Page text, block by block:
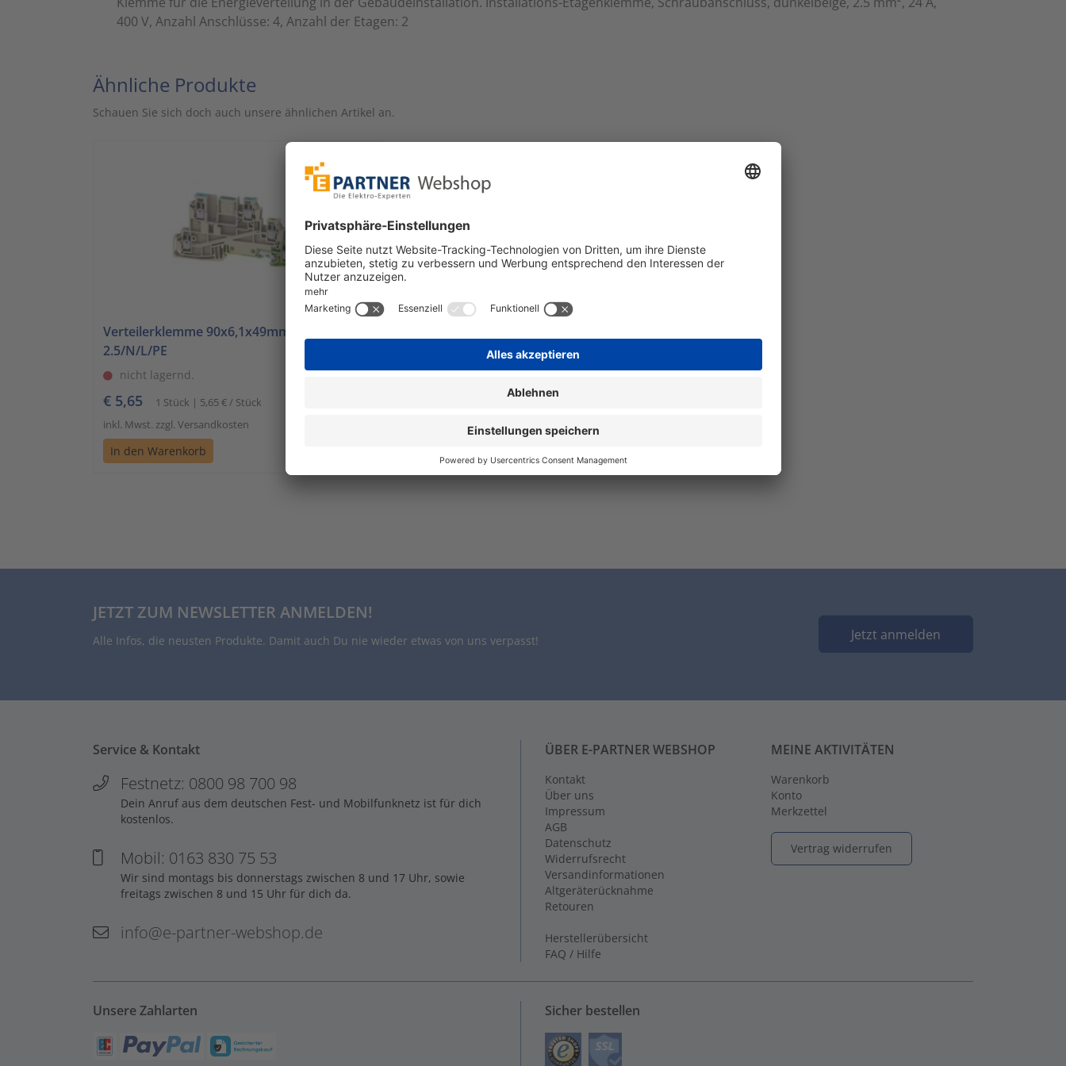
400 V, Anzahl Anschlüsse: 4, Anzahl der Etagen: 2
Ähnliche Produkte
Schauen Sie sich doch auch unsere ähnlichen Artikel an.
Verteilerklemme 90x6,1x49mm WDL
2.5/N/L/PE
nicht lagernd.
€ 5,65
1 Stück | 5,65 € / Stück
inkl. Mwst. zzgl. Versandkosten
In den Warenkorb
JETZT ZUM NEWSLETTER ANMELDEN!
Alle Infos, die neusten Produkte. Damit auch Du nie wieder etwas von uns verpasst! Jetzt anmelden
Service & Kontakt
Festnetz: 0800 98 700 98
Dein Anruf aus dem deutschen Fest- und Mobilfunknetz ist für dich
kostenlos.
Mobil: 0163 830 75 53
Wir sind montags bis donnerstags zwischen 8 und 17 Uhr, sowie
freitags zwischen 8 und 15 Uhr für dich da.
info@e-partner-webshop.de
ÜBER E-PARTNER WEBSHOP
Kontakt
Über uns
Impressum
AGB
Datenschutz
Widerrufsrecht
Versandinformationen
Altgeräterücknahme
Retouren
Herstellerübersicht
FAQ / Hilfe
MEINE AKTIVITÄTEN
Warenkorb
Konto
Merkzettel
Vertrag widerrufen
Unsere Zahlarten Sicher bestellen